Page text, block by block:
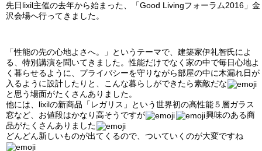
先日lixil主催の去年から始まった、「Good Livingフォーラム2016」金
沢会場へ行ってきました。
「性能の先の心地よさへ。」というテーマで、建築家伊礼智氏によ
る、特別講演を聞いてきました。性能だけでなく家の中で毎日心地よ
く暮らせるように、プライバシーを守りながら部屋の中に木漏れ日が
入るように設計したりと、こんな暮らしができたら素敵だな
と思う場面がたくさんありました。
他には、lixilの新商品「レガリス」という世界初の高性能５層ガラス
窓など、お値段はかなり高そうですが
興味のある商
品がたくさんありました
どんどん新しいものが出てくるので、ついていくのが大変ですね